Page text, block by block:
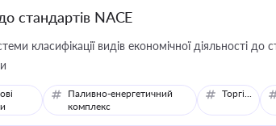
стандартів NACE
класифікації видів економічної діяльності до
Паливно-енергетичний
комплекс
Торгівля